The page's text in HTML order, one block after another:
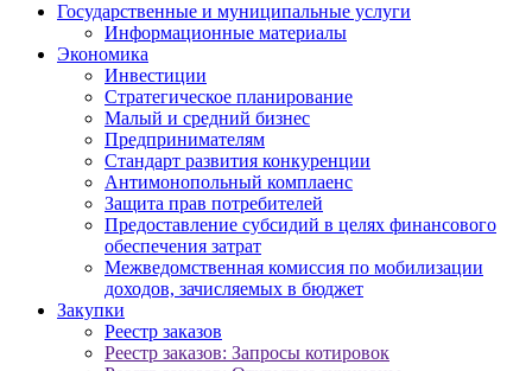
Государственные и муниципальные услуги
Информационные материалы
Экономика
Инвестиции
Стратегическое планирование
Малый и средний бизнес
Предпринимателям
Стандарт развития конкуренции
Антимонопольный комплаенс
Защита прав потребителей
Предоставление субсидий в целях финансового
обеспечения затрат
Межведомственная комиссия по мобилизации
доходов, зачисляемых в бюджет
Закупки
Реестр заказов
Реестр заказов: Запросы котировок